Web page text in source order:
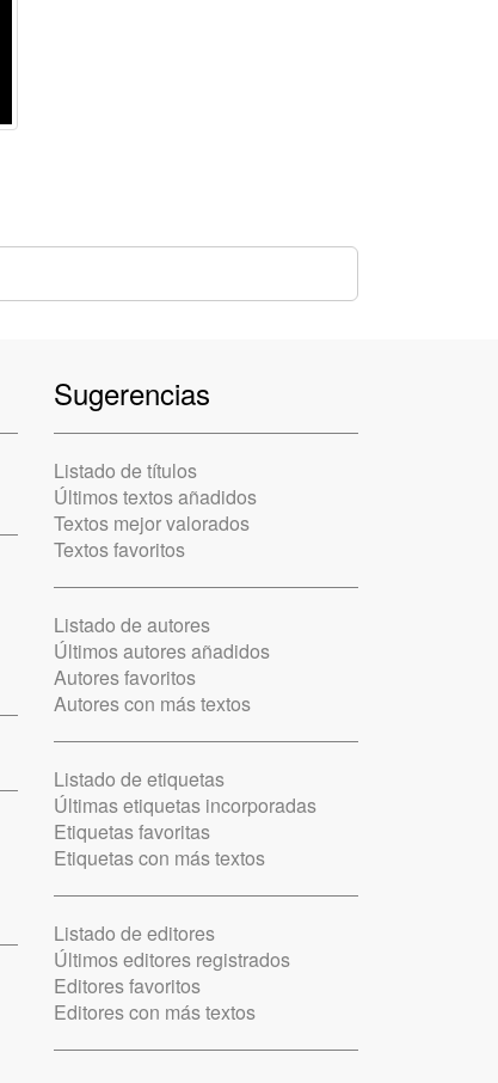
Sugerencias
Listado de títulos
Últimos textos añadidos
Textos mejor valorados
Textos favoritos
Listado de autores
Últimos autores añadidos
Autores favoritos
Autores con más textos
Listado de etiquetas
Últimas etiquetas incorporadas
Etiquetas favoritas
Etiquetas con más textos
Listado de editores
Últimos editores registrados
Editores favoritos
Editores con más textos